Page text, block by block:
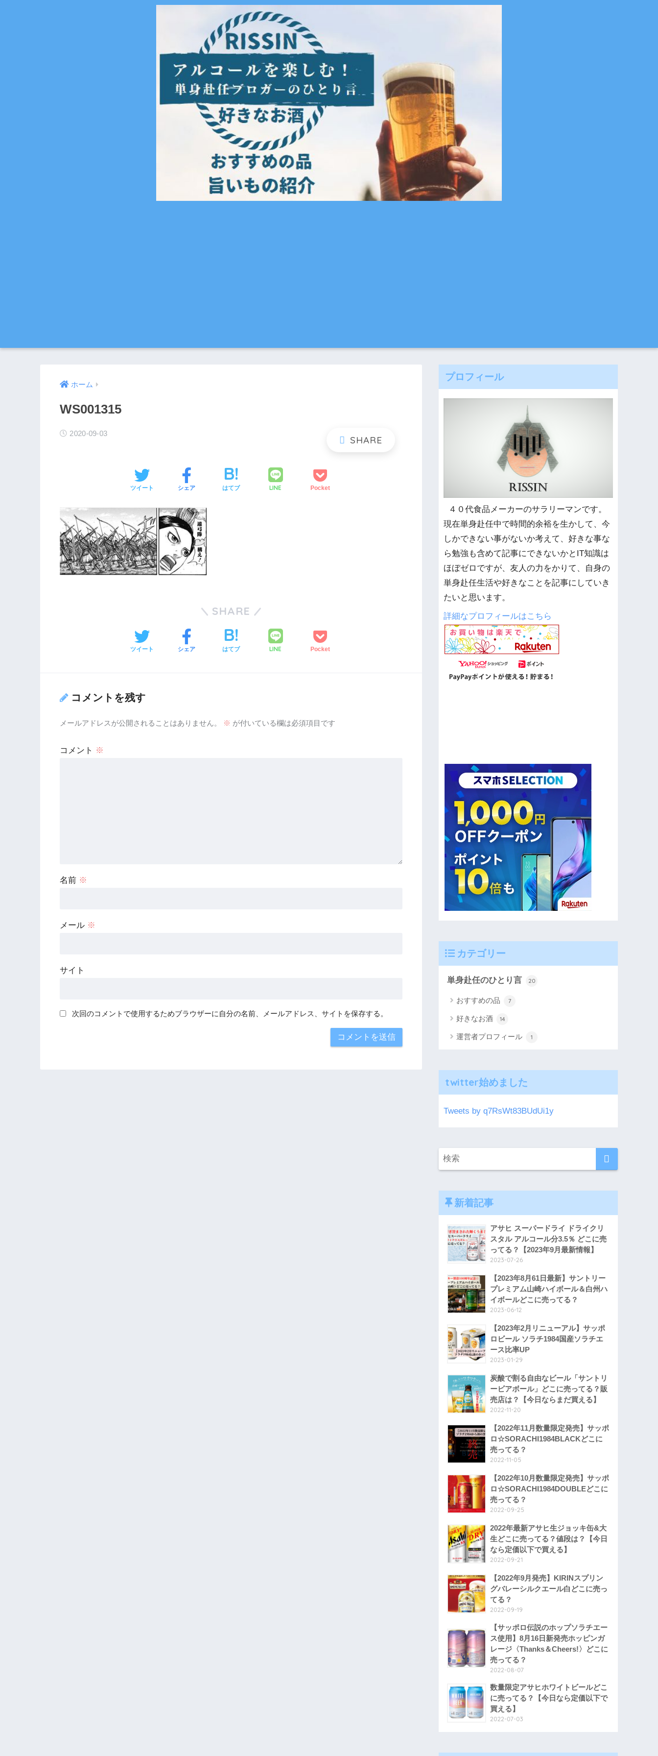
ホーム
WS001315
2020-09-03
ツイート シェア はてブ LINE Pocket
SHARE
ツイート シェア はてブ LINE Pocket
コメントを残す
メールアドレスが公開されることはありません。 ※ が付いている欄は必須項目です
コメント ※
名前 ※
メール ※
サイト
次回のコメントで使用するためブラウザーに自分の名前、メールアドレス、サイトを保存する。
プロフィール
４０代食品メーカーのサラリーマンです。
現在単身赴任中で時間的余裕を生かして、今
しかできない事がないか考えて、好きな事な
ら勉強も含めて記事にできないかとIT知識は
ほぼゼロですが、友人の力をかりて、自身の
単身赴任生活や好きなことを記事にしていき
たいと思います。
詳細なプロフィールはこちら
カテゴリー
単身赴任のひとり言 20
おすすめの品 7
好きなお酒 14
運営者プロフィール 1
twitter始めました
Tweets by q7RsWt83BUdUi1y
新着記事
アサヒ スーパードライ ドライクリ
スタル アルコール分3.5％ どこに売
ってる？【2023年9月最新情報】
2023-07-26
【2023年8月61日最新】サントリー
プレミアム山崎ハイボール＆白州ハ
イボールどこに売ってる？
2023-06-12
【2023年2月リニューアル】サッポ
ロビール ソラチ1984国産ソラチエ
ース比率UP
2023-01-29
炭酸で割る自由なビール「サントリ
ービアボール」どこに売ってる？販
売店は？【今日ならまだ買える】
2022-11-20
【2022年11月数量限定発売】サッポ
ロ☆SORACHI1984BLACKどこに
売ってる？
2022-11-05
【2022年10月数量限定発売】サッポ
ロ☆SORACHI1984DOUBLEどこに
売ってる？
2022-09-25
2022年最新アサヒ生ジョッキ缶&大
生どこに売ってる？値段は？【今日
なら定価以下で買える】
2022-09-21
【2022年9月発売】KIRINスプリン
グバレーシルクエール白どこに売っ
てる？
2022-09-19
【サッポロ伝説のホップソラチエー
ス使用】8月16日新発売ホッピンガ
レージ〈Thanks＆Cheers!〉どこに
売ってる？
2022-08-07
数量限定アサヒホワイトビールどこ
に売ってる？【今日なら定価以下で
買える】
2022-07-03